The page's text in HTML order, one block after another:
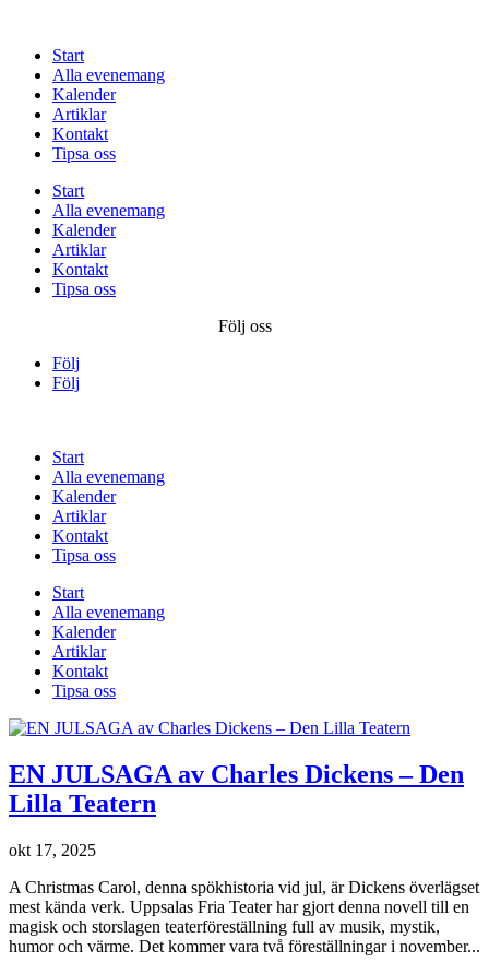
Start
Alla evenemang
Kalender
Artiklar
Kontakt
Tipsa oss
Start
Alla evenemang
Kalender
Artiklar
Kontakt
Tipsa oss
Följ oss
Följ
Följ
Start
Alla evenemang
Kalender
Artiklar
Kontakt
Tipsa oss
Start
Alla evenemang
Kalender
Artiklar
Kontakt
Tipsa oss
EN JULSAGA av Charles Dickens – Den
Lilla Teatern
okt 17, 2025
A Christmas Carol, denna spökhistoria vid jul, är Dickens överlägset
mest kända verk. Uppsalas Fria Teater har gjort denna novell till en
magisk och storslagen teaterföreställning full av musik, mystik,
humor och värme. Det kommer vara två föreställningar i november...